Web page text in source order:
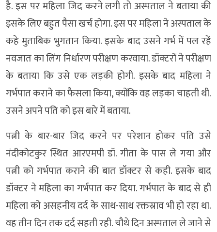
है. इस पर महिला जिद करने लगी तो अस्पताल ने बताया की
इसके लिए बहुत पैसा खर्च होगा. इस पर महिला ने अस्पताल के
कहे मुताबिक भुगतान किया. इसके बाद उसने गर्भ में पल रहें
नवजात का लिंग निर्धारण परीक्षण करवाया. डॉक्टरों ने परीक्षण
के बताया कि उसे एक लड़की होगी. इसके बाद महिला ने
गर्भपात कराने का फैसला किया, क्योंकि वह लड़का चाहती थी.
उसने अपने पति को इस बारे में बताया.
पत्नी के बार-बार जिद करने पर परेशान होकर पति उसे
नंदीकोटकुर स्थित आरएमपी डॉ. गीता के पास ले गया और
पत्नी को गर्भपात कराने की बात डॉक्टर से कही. इसके बाद
डॉक्टर ने महिला का गर्भपात कर दिया. गर्भपात के बाद से ही
महिला को असहनीय दर्द के साथ-साथ रक्तस्राव भी हो रहा था.
वह तीन दिन तक दर्द सहती रही. चौथे दिन अस्पताल ले जाने से